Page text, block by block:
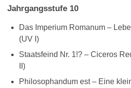
Jahrgangsstufe 10
Das Imperium Romanum –
(UV I)
Staatsfeind Nr. 1!? – Ciceros
II)
Philosophandum est – Eine